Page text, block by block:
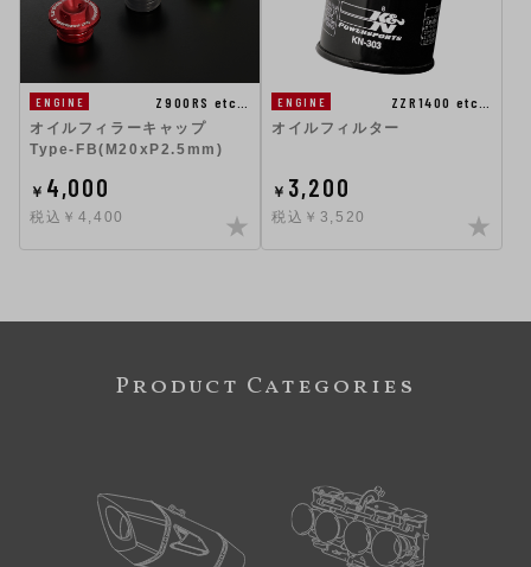
ENGINE
Z900RS etc…
オイルフィラーキャップ
Type-FB(M20xP2.5mm)
￥ 4,000
税込￥4,400
ENGINE
ZZR1400 etc…
オイルフィルター
￥ 3,200
税込￥3,520
Product Categories